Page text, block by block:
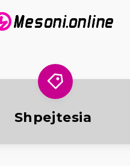
Shpejtesia